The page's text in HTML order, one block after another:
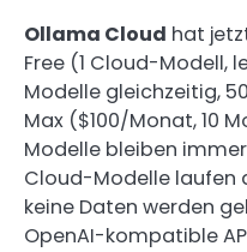
Ollama Cloud hat
Free (1 Cloud-Modell,
Modelle gleichzeitig,
Max ($100/Monat, 10
Modelle bleiben
Cloud-Modelle laufen
keine Daten werden
OpenAI-kompatible